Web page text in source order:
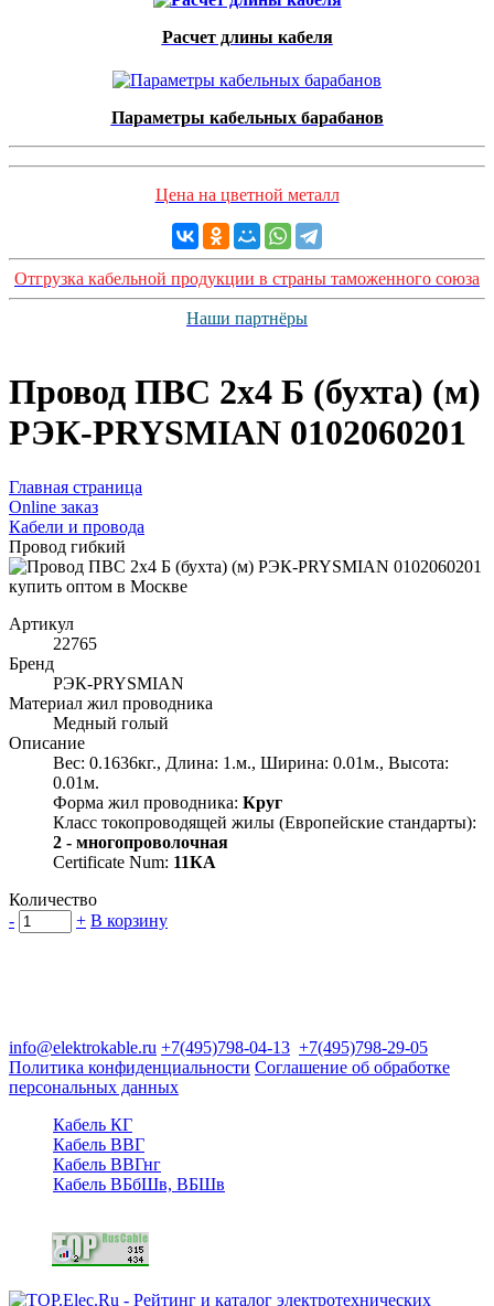
Расчет длины кабеля
Параметры кабельных барабанов
Цена на цветной металл
Отгрузка кабельной продукции в страны таможенного союза
Наши партнёры
Провод ПВС 2х4 Б (бухта) (м)
РЭК-PRYSMIAN 0102060201
Главная страница
Оnline заказ
Кабели и провода
Провод гибкий
Артикул
22765
Бренд
РЭК-PRYSMIAN
Материал жил проводника
Медный голый
Описание
Вес: 0.1636кг., Длина: 1.м., Ширина: 0.01м., Высота:
0.01м.
Форма жил проводника: Круг
Класс токопроводящей жилы (Европейские стандарты):
2 - многопроволочная
Certificate Num: 11КА
Количество
-
+ В корзину
info@elektrokable.ru +7(495)798-04-13 +7(495)798-29-05
Политика конфиденциальности Соглашение об обработке
персональных данных
Кабель КГ
Кабель ВВГ
Кабель ВВГнг
Кабель ВБбШв, ВБШв